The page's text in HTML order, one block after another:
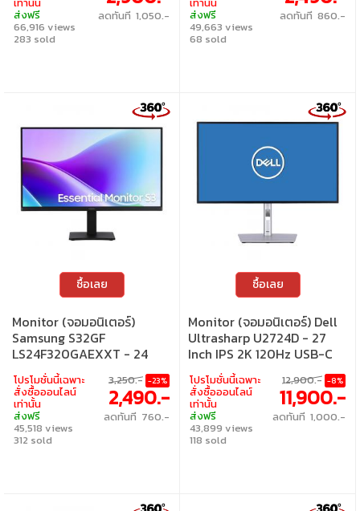
ส่งฟรี
66,916 views
283 sold
ลดทันที 1,050.- ส่งฟรี
49,663 views
68 sold
ลดทันที 860.-
ซื้อเลย
Monitor (จอมอนิเตอร์)
Samsung S32GF
LS24F320GAEXXT - 24
Inch IPS FHD 120Hz
โปรโมชั่นนี้เฉพาะ
สั่งซื้อออนไลน์
เท่านั้น
ส่งฟรี
45,518 views
312 sold
3,250.- -23%
2,490.-
ลดทันที 760.-
ซื้อเลย
Monitor (จอมอนิเตอร์) Dell
Ultrasharp U2724D - 27
Inch IPS 2K 120Hz USB-C
โปรโมชั่นนี้เฉพาะ
สั่งซื้อออนไลน์
เท่านั้น
ส่งฟรี
43,899 views
118 sold
12,900.- -8%
11,900.-
ลดทันที 1,000.-